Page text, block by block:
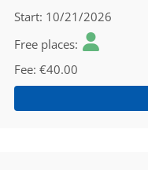
Start 10/21/2026
Free places
Fee €40.00